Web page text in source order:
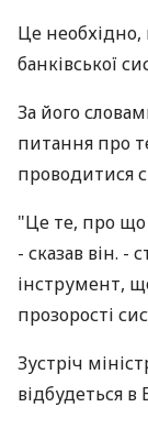
Це
банківської
За його
питання про
проводитися
"Це те, про що
- сказав він. -
інструмент,
прозорості
Зустріч
відбудеться в